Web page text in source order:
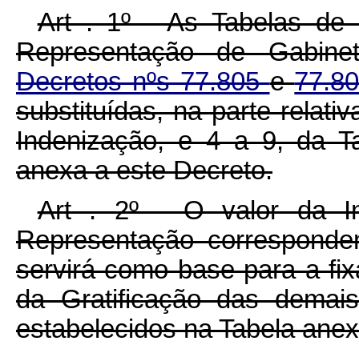
Art . 1º - As Tabelas de
Representação de
Decretos nºs 77.805e
substituídas, na parte
Indenização, e 4 a 9, da
anexa a este Decreto.
Art . 2º - O valor da
Representação
servirá como base para a
da Gratificação das
estabelecidos na Tabela